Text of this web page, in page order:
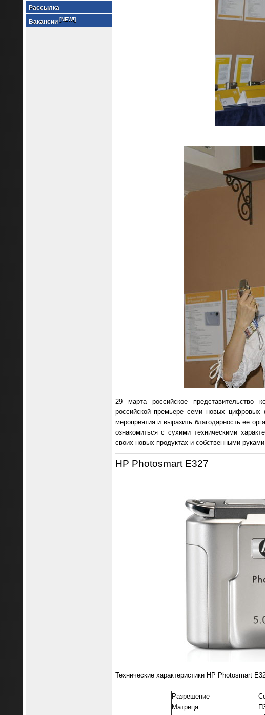
Рассылка
Вакансии [NEW!]
29 марта российское представительство
российской премьере семи новых цифровых
мероприятия и выразить благодарность ее
ознакомиться с сухими техническими
своих новых продуктах и собственными
HP Photosmart E327
Технические характеристики HP Photosmart
Разрешение
Матрица